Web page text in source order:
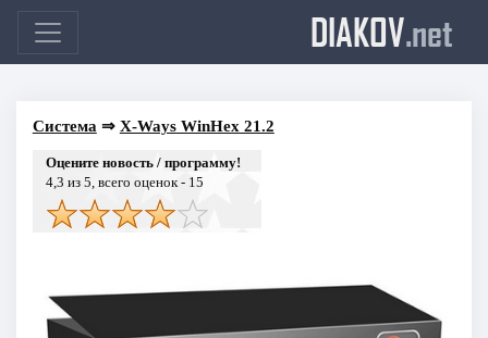
DIAKOV.net
Система ⇒ X-Ways WinHex 21.2
Оцените новость / программу!
4,3 из 5, всего оценок - 15